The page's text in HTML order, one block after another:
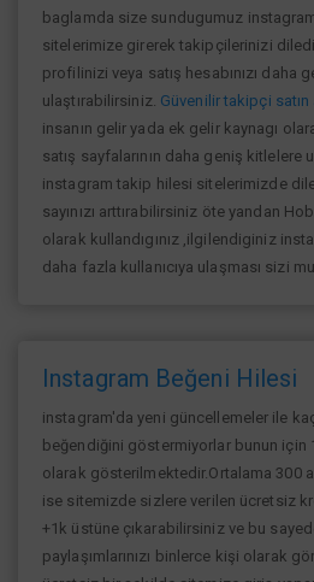
baglamda size sundugumuz
sitelerimize girerek takipçilerinizi
profilinizi veya satış hesabınızı daha
ulaştırabilirsiniz. Güvenilir takipçi satın
insanın gelir yada ek gelir kaynagı
satış sayfalarının daha geniş kitlelere
instagram takip hilesi sitelerimizde
sayınızı arttırabilirsiniz öte yandan
olarak kullandıgınız ,ilgilendiginiz
daha fazla kullanıcıya ulaşması sizi
Instagram Beğeni Hilesi
instagram'da yeni güncellemeler ile
beğendiğini göstermiyorlar bunun için
olarak gösterilmektedir.Ortalama 300
ise sitemizde sizlere verilen ücretsiz
+1k üstüne çıkarabilirsiniz ve bu
paylaşımlarınızı binlerce kişi olarak